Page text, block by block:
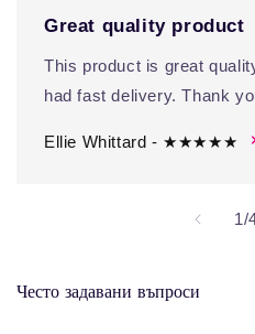
Great quality product
This product is great
had fast delivery. Thank
Ellie Whittard - ★★★★★
1/
Често задавани въпроси